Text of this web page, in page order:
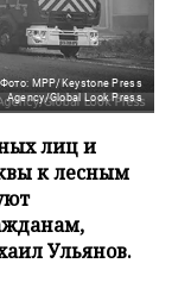
Фото: MPP/Keystone Press
Agency/Global Look Press
лиц и
к лесным
Ульянов.